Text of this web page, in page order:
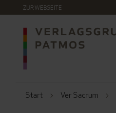
ZUR WEBSEITE
DIREKT
INHALT
Start Ver Sacrum